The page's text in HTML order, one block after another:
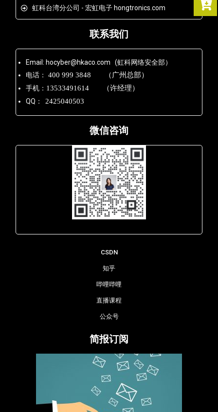
虹科台湾分公司 - 宏虹电子 hongtronics.com
联系我们
Email: hocyber@hkaco.com (虹科网络安全部）
电话：
400 999 3848 （广州总部）
手机： 13533491614 （许经理）
QQ： 2425040503
微信咨询
CSDN
知乎
哔哩哔哩
直播课程
公众号
简报订阅